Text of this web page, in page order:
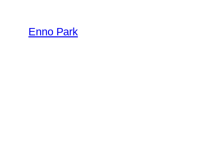
Inhalt
springen
Enno Park